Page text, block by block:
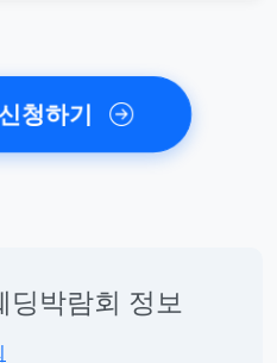
청하기
딩박람회 정보